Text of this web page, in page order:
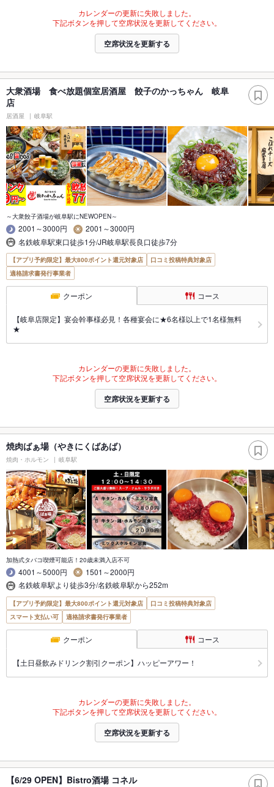
カレンダーの更新に失敗しました。
下記ボタンを押して空席状況を更新してください。
空席状況を更新する
大衆酒場 食べ放題個室居酒屋 餃子のかっちゃん 岐阜
店
居酒屋 岐阜駅
～大衆餃子酒場が岐阜駅にNEWOPEN～
2001～3000円
2001～3000円
名鉄岐阜駅東口徒歩1分/JR岐阜駅長良口徒歩7分
【アプリ予約限定】最大800ポイント還元対象店
口コミ投稿特典対象店
適格請求書発行事業者
クーポン コース
【岐阜店限定】宴会幹事様必見！各種宴会に★6名様以上で1名様無料
★
カレンダーの更新に失敗しました。
下記ボタンを押して空席状況を更新してください。
空席状況を更新する
焼肉ばぁ場（やきにくばあば）
焼肉・ホルモン 岐阜駅
加熱式タバコ喫煙可能店！20歳未満入店不可
4001～5000円
1501～2000円
名鉄岐阜駅より徒歩3分/名鉄岐阜駅から252m
【アプリ予約限定】最大800ポイント還元対象店
口コミ投稿特典対象店
スマート支払い可
適格請求書発行事業者
クーポン コース
【土日昼飲みドリンク割引クーポン】ハッピーアワー！
カレンダーの更新に失敗しました。
下記ボタンを押して空席状況を更新してください。
空席状況を更新する
【6/29 OPEN】Bistro酒場 コネル